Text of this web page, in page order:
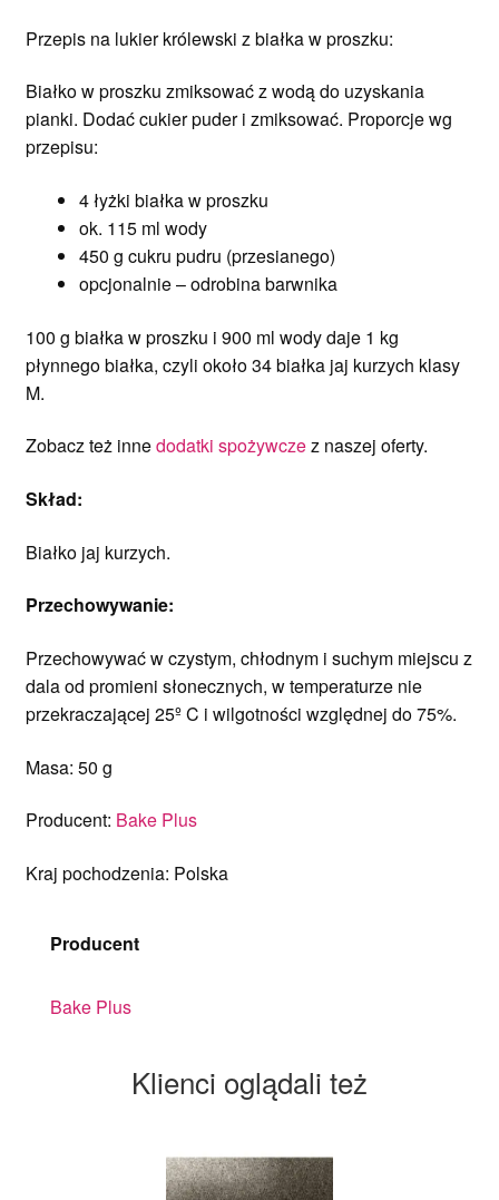
Przepis na lukier królewski z białka w proszku:
Białko w proszku zmiksować z wodą do uzyskania
pianki. Dodać cukier puder i zmiksować. Proporcje wg
przepisu:
4 łyżki białka w proszku
ok. 115 ml wody
450 g cukru pudru (przesianego)
opcjonalnie – odrobina barwnika
100 g białka w proszku i 900 ml wody daje 1 kg
płynnego białka, czyli około 34 białka jaj kurzych klasy
M.
Zobacz też innedodatki spożywczez naszej oferty.
Skład:
Białko jaj kurzych.
Przechowywanie:
Przechowywać w czystym, chłodnym i suchym miejscu z
dala od promieni słonecznych, w temperaturze nie
przekraczającej 25º C i wilgotności względnej do 75%.
Masa: 50 g
Producent: Bake Plus
Kraj pochodzenia: Polska
Producent
Bake Plus
Klienci oglądali też